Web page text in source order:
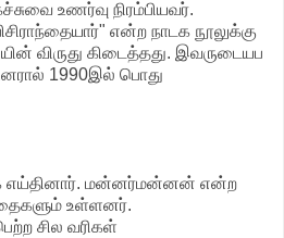
உணர்வு நிரம்பியவர்.
என்ற நாடக நூலுக்கு
விருது கிடைத்தது. இவருடையப
1990இல் பொது
எய்தினார். மன்னர்மன்னன் என்ற
உள்ளனர்.
சில வரிகள்